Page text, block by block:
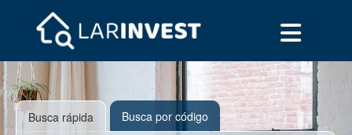
Busca rápida Busca por código